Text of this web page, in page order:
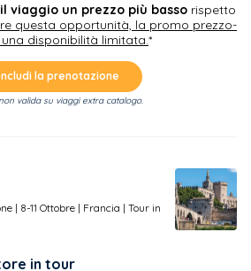
viaggio un prezzo più basso rispetto
questa opportunità, la promo prezzo-
disponibilità limitata. *
la prenotazione
valida su viaggi extra catalogo.
| 8-11 Ottobre | Francia | Tour in
in tour